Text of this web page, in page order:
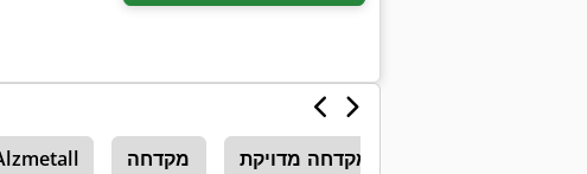
מקדחה מקדחה מדויקת